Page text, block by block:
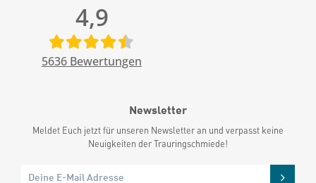
4,9
5636 Bewertungen
Newsletter
Meldet Euch jetzt für unseren Newsletter an und verpasst keine
Neuigkeiten der Trauringschmiede!